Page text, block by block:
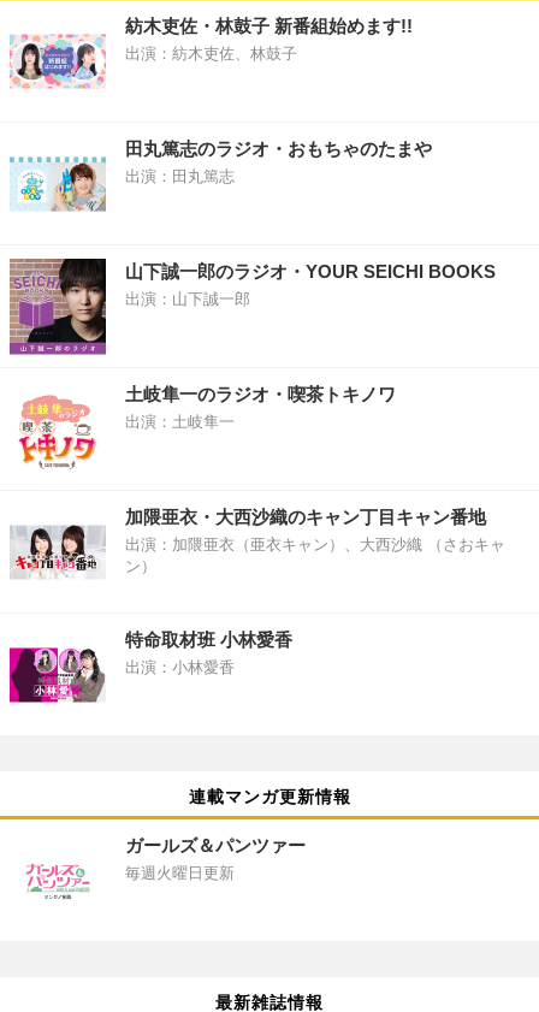
紡木吏佐・林鼓子 新番組始めます!!
出演：紡木吏佐、林鼓子
田丸篤志のラジオ・おもちゃのたまや
出演：田丸篤志
山下誠一郎のラジオ・YOUR SEICHI BOOKS
出演：山下誠一郎
土岐隼一のラジオ・喫茶トキノワ
出演：土岐隼一
加隈亜衣・大西沙織のキャン丁目キャン番地
出演：加隈亜衣（亜衣キャン）、大西沙織 （さおキャ
ン）
特命取材班 小林愛香
出演：小林愛香
連載マンガ更新情報
ガールズ＆パンツァー
毎週火曜日更新
最新雑誌情報